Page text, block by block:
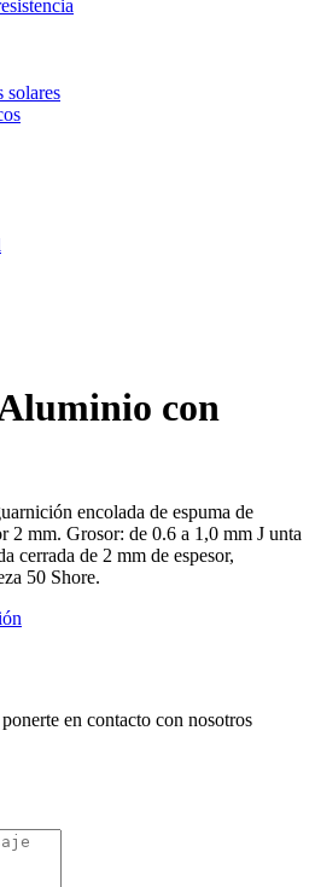
solares
con
encolada de espuma de
2 mm. Grosor: de 0.6 a 1,0 mm J unta
cerrada de 2 mm de espesor,
50 Shore.
en contacto con nosotros